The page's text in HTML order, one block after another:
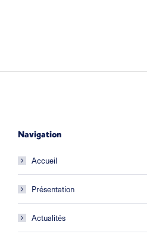
Navigation
Accueil
Présentation
Actualités